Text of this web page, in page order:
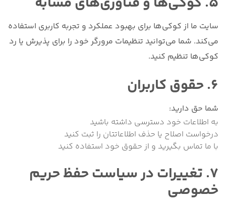
سایت ما از کوکی‌ها برای بهبود عملکرد و تجربه کاربری استفاده
می‌کند. شما می‌توانید تنظیمات مرورگر خود را برای پذیرش یا رد
کوکی‌ها تنظیم کنید.
۶. حقوق کاربران
شما حق دارید:
به اطلاعات خود دسترسی داشته باشید
درخواست اصلاح یا حذف اطلاعاتتان را ثبت کنید
با ما تماس بگیرید و از حقوق خود استفاده کنید
۷. تغییرات در سیاست حفظ حریم
خصوصی